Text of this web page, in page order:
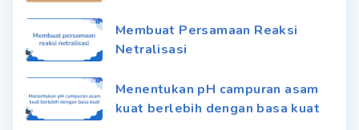
Membuat Persamaan Reaksi
Netralisasi
Menentukan pH campuran asam
kuat berlebih dengan basa kuat